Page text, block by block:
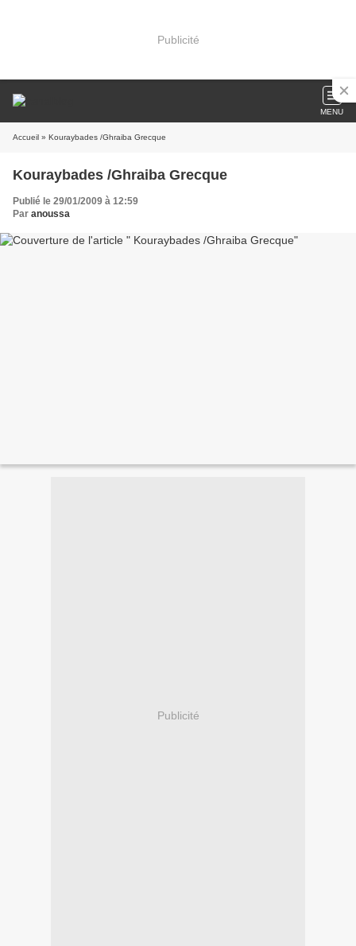
Publicité
MENU
Accueil » Kouraybades /Ghraiba Grecque
Kouraybades /Ghraiba Grecque
Publié le 29/01/2009 à 12:59
Par anoussa
Publicité